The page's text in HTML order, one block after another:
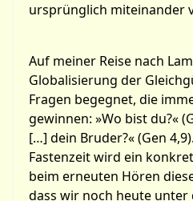
ursprünglich miteinander
Auf meiner Reise nach
Globalisierung der
Fragen begegnet, die
gewinnen: »Wo bist du?«
[…] dein Bruder?« (Gen
Fastenzeit wird ein
beim erneuten Hören
dass wir noch heute